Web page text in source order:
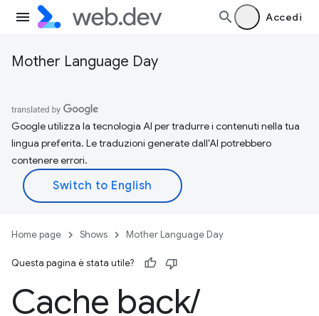
Accedi
Mother Language Day
Google utilizza la tecnologia AI per tradurre i contenuti nella tua
lingua preferita. Le traduzioni generate dall'AI potrebbero
contenere errori.
Home page Shows Mother Language Day
Questa pagina è stata utile?
Cache back/